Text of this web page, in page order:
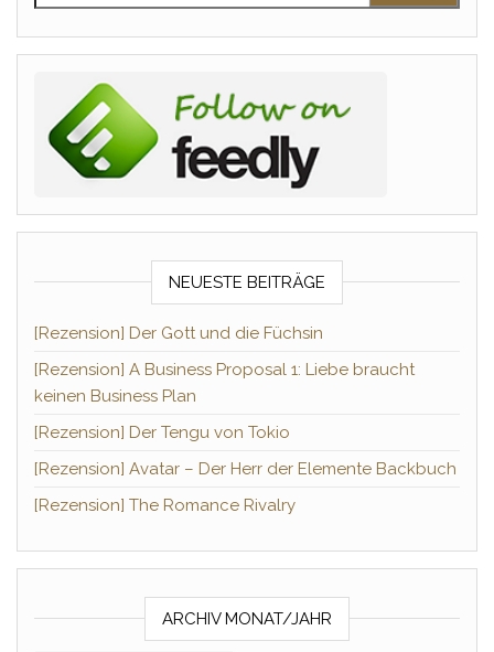
NEUESTE BEITRÄGE
[Rezension] Der Gott und die Füchsin
[Rezension] A Business Proposal 1: Liebe braucht
keinen Business Plan
[Rezension] Der Tengu von Tokio
[Rezension] Avatar – Der Herr der Elemente Backbuch
[Rezension] The Romance Rivalry
ARCHIV MONAT/JAHR